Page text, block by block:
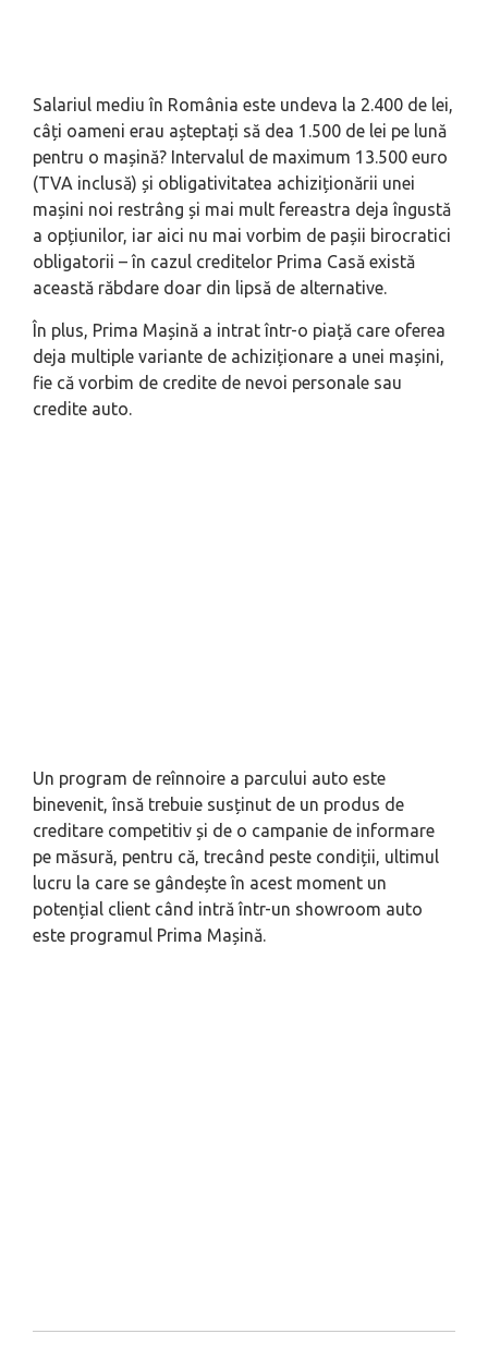
Salariul mediu în România este undeva la 2.400 de lei,
câți oameni erau așteptați să dea 1.500 de lei pe lună
pentru o mașină? Intervalul de maximum 13.500 euro
(TVA inclusă) și obligativitatea achiziționării unei
mașini noi restrâng și mai mult fereastra deja îngustă
a opțiunilor, iar aici nu mai vorbim de pașii birocratici
obligatorii – în cazul creditelor Prima Casă există
această răbdare doar din lipsă de alternative.
În plus, Prima Mașină a intrat într-o piață care oferea
deja multiple variante de achiziționare a unei mașini,
fie că vorbim de credite de nevoi personale sau
credite auto.
Un program de reînnoire a parcului auto este
binevenit, însă trebuie susținut de un produs de
creditare competitiv și de o campanie de informare
pe măsură, pentru că, trecând peste condiții, ultimul
lucru la care se gândește în acest moment un
potențial client când intră într-un showroom auto
este programul Prima Mașină.